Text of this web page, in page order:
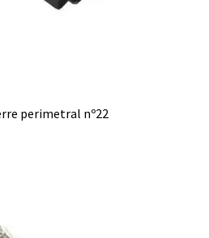
perimetral nº22